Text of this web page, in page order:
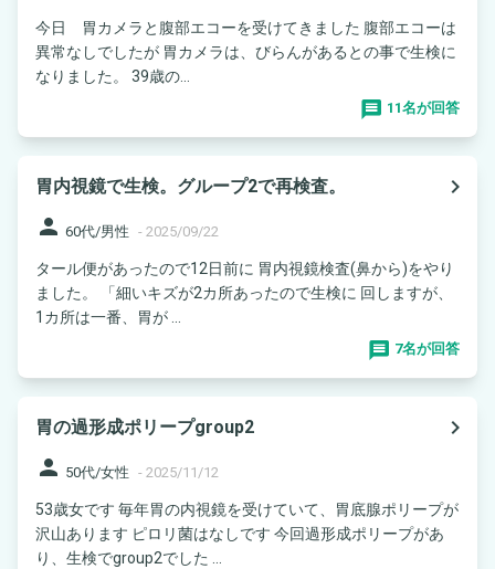
今日 胃カメラと腹部エコーを受けてきました 腹部エコーは
異常なしでしたが 胃カメラは、びらんがあるとの事で生検に
なりました。 39歳の...
11名が回答
胃内視鏡で生検。グループ2で再検査。
navigate_next
person 60代/男性 - 2025/09/22
タール便があったので12日前に 胃内視鏡検査(鼻から)をやり
ました。 「細いキズが2カ所あったので生検に 回しますが、
1カ所は一番、胃が ...
7名が回答
胃の過形成ポリープgroup2
navigate_next
person 50代/女性 - 2025/11/12
53歳女です 毎年胃の内視鏡を受けていて、胃底腺ポリープが
沢山あります ピロリ菌はなしです 今回過形成ポリープがあ
り、生検でgroup2でした ...